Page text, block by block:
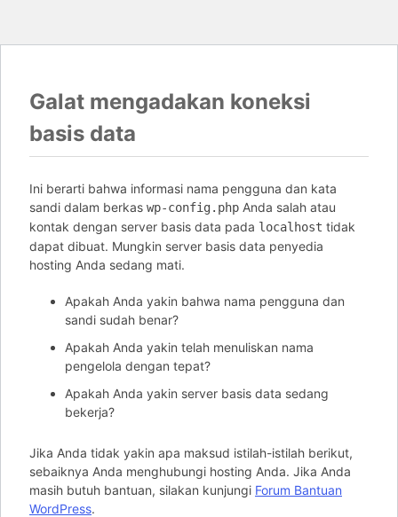
Galat mengadakan koneksi
basis data
Ini berarti bahwa informasi nama pengguna dan kata
sandi dalam berkas wp-config.php Anda salah atau
kontak dengan server basis data pada localhost tidak
dapat dibuat. Mungkin server basis data penyedia
hosting Anda sedang mati.
Apakah Anda yakin bahwa nama pengguna dan
sandi sudah benar?
Apakah Anda yakin telah menuliskan nama
pengelola dengan tepat?
Apakah Anda yakin server basis data sedang
bekerja?
Jika Anda tidak yakin apa maksud istilah-istilah berikut,
sebaiknya Anda menghubungi hosting Anda. Jika Anda
masih butuh bantuan, silakan kunjungi Forum Bantuan
WordPress.